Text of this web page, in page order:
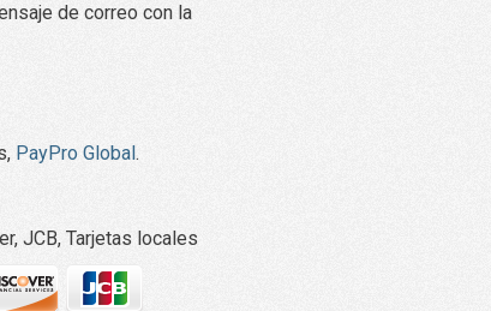
de correo con la
PayPro Global.
JCB, Tarjetas locales